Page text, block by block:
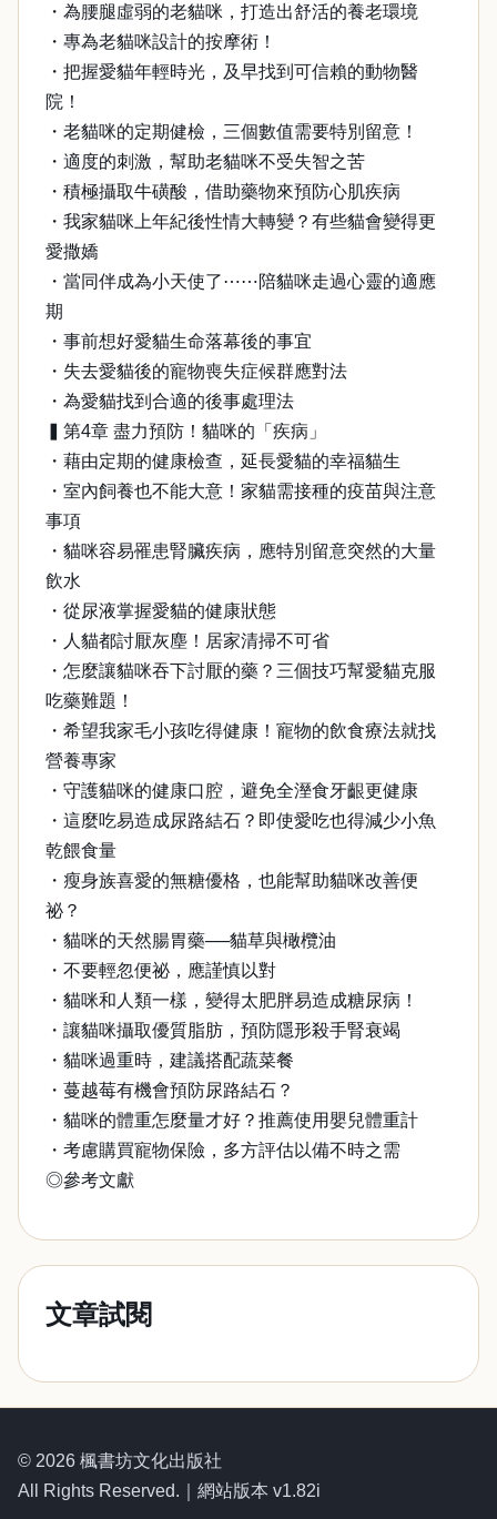
・為腰腿虛弱的老貓咪，打造出舒活的養老環境
・專為老貓咪設計的按摩術！
・把握愛貓年輕時光，及早找到可信賴的動物醫
院！
・老貓咪的定期健檢，三個數值需要特別留意！
・適度的刺激，幫助老貓咪不受失智之苦
・積極攝取牛磺酸，借助藥物來預防心肌疾病
・我家貓咪上年紀後性情大轉變？有些貓會變得更
愛撒嬌
・當同伴成為小天使了⋯⋯陪貓咪走過心靈的適應
期
・事前想好愛貓生命落幕後的事宜
・失去愛貓後的寵物喪失症候群應對法
・為愛貓找到合適的後事處理法
▍第4章 盡力預防！貓咪的「疾病」
・藉由定期的健康檢查，延長愛貓的幸福貓生
・室內飼養也不能大意！家貓需接種的疫苗與注意
事項
・貓咪容易罹患腎臟疾病，應特別留意突然的大量
飲水
・從尿液掌握愛貓的健康狀態
・人貓都討厭灰塵！居家清掃不可省
・怎麼讓貓咪吞下討厭的藥？三個技巧幫愛貓克服
吃藥難題！
・希望我家毛小孩吃得健康！寵物的飲食療法就找
營養專家
・守護貓咪的健康口腔，避免全溼食牙齦更健康
・這麼吃易造成尿路結石？即使愛吃也得減少小魚
乾餵食量
・瘦身族喜愛的無糖優格，也能幫助貓咪改善便
祕？
・貓咪的天然腸胃藥──貓草與橄欖油
・不要輕忽便祕，應謹慎以對
・貓咪和人類一樣，變得太肥胖易造成糖尿病！
・讓貓咪攝取優質脂肪，預防隱形殺手腎衰竭
・貓咪過重時，建議搭配蔬菜餐
・蔓越莓有機會預防尿路結石？
・貓咪的體重怎麼量才好？推薦使用嬰兒體重計
・考慮購買寵物保險，多方評估以備不時之需
◎參考文獻
文章試閱
© 2026 楓書坊文化出版社
All Rights Reserved.｜網站版本 v1.82i